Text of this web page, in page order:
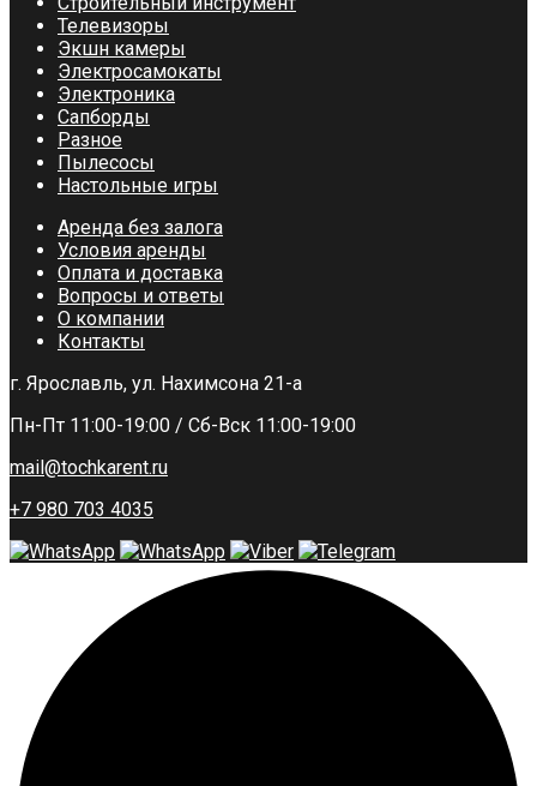
Телевизоры
Экшн камеры
Электросамокаты
Электроника
Сапборды
Разное
Пылесосы
Настольные игры
Аренда без залога
Условия аренды
Оплата и доставка
Вопросы и ответы
О компании
Контакты
г. Ярославль, ул. Нахимсона 21-а
Пн-Пт 11:00-19:00 / Сб-Вск 11:00-19:00
mail@tochkarent.ru
+7 980 703 4035